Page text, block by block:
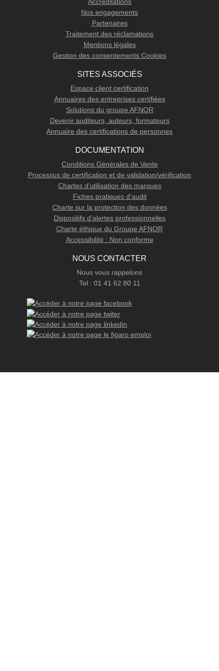
Nos engagements
Partenaires
Traitement des réclamations
Mentions légales
Gestion des consentements Cookies
SITES ASSOCIÉS
Espace client certification
Annuaires des entreprises certifiées
Solutions du groupe AFNOR
Devenir auditeurs, auteurs, formateurs
Annuaire des certifications de personnes
DOCUMENTATION
Conditions Générales de Vente
Processus de certification et de validation/vérification
Chartes d'utilisation des marques
Fiches pratiques d'audit
Charte sur la protection des données
Dispositifs d’alertes professionnelles
Charte éthique du Groupe AFNOR
Accessibilité : Non conforme
NOUS CONTACTER
Nous vous rappelons
Tel : 01 41 62 80 11